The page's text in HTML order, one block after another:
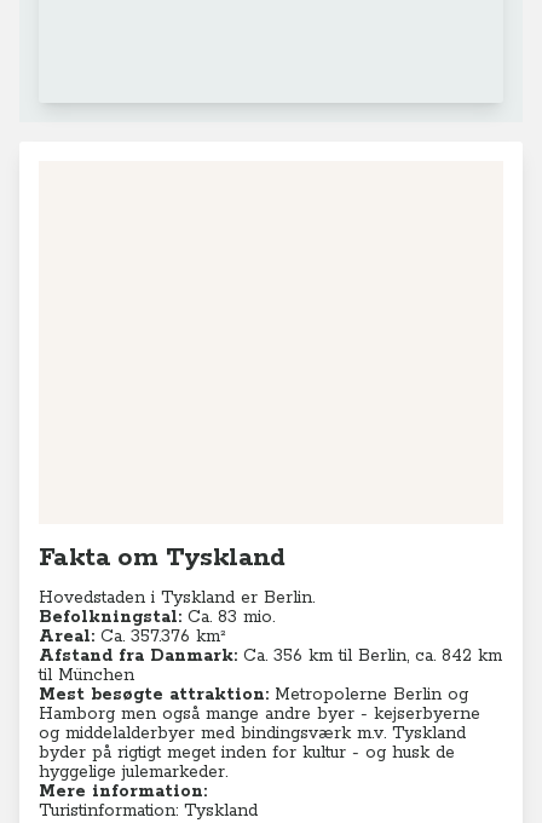
Fakta om Tyskland
Hovedstaden i Tyskland er Berlin.
Befolkningstal: Ca. 83 mio.
Areal: Ca. 357.376 km²
Afstand fra Danmark: Ca. 356 km til Berlin, ca. 842 km
til München
Mest besøgte attraktion: Metropolerne Berlin og
Hamborg men også mange andre byer - kejserbyerne
og middelalderbyer med bindingsværk m.v. Tyskland
byder på rigtigt meget inden for kultur - og husk de
hyggelige julemarkeder.
Mere information:
Turistinformation: Tyskland